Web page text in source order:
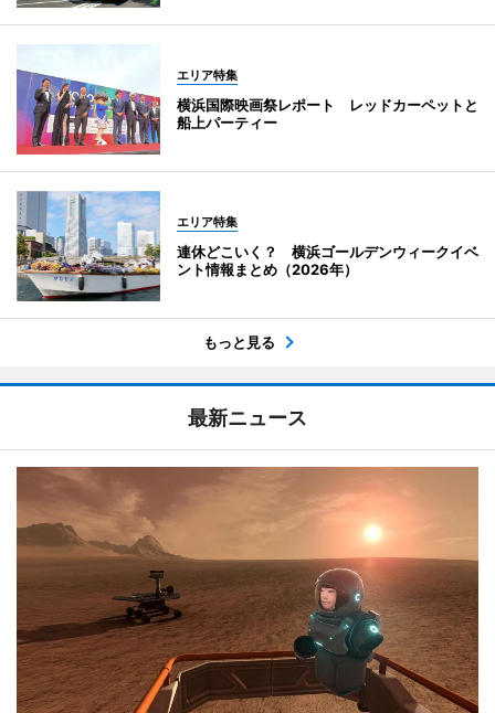
エリア特集
横浜国際映画祭レポート レッドカーペットと
船上パーティー
エリア特集
連休どこいく？ 横浜ゴールデンウィークイベ
ント情報まとめ（2026年）
もっと見る
最新ニュース